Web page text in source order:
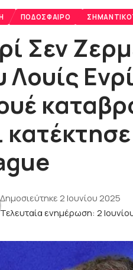
ΠΟΔΌΣΦΑΙΡΟ
Σεν
Λουίς
Τελευταία ενημέρωση: 2
Δημοσιεύτηκε 2 Ιουνίου 2025